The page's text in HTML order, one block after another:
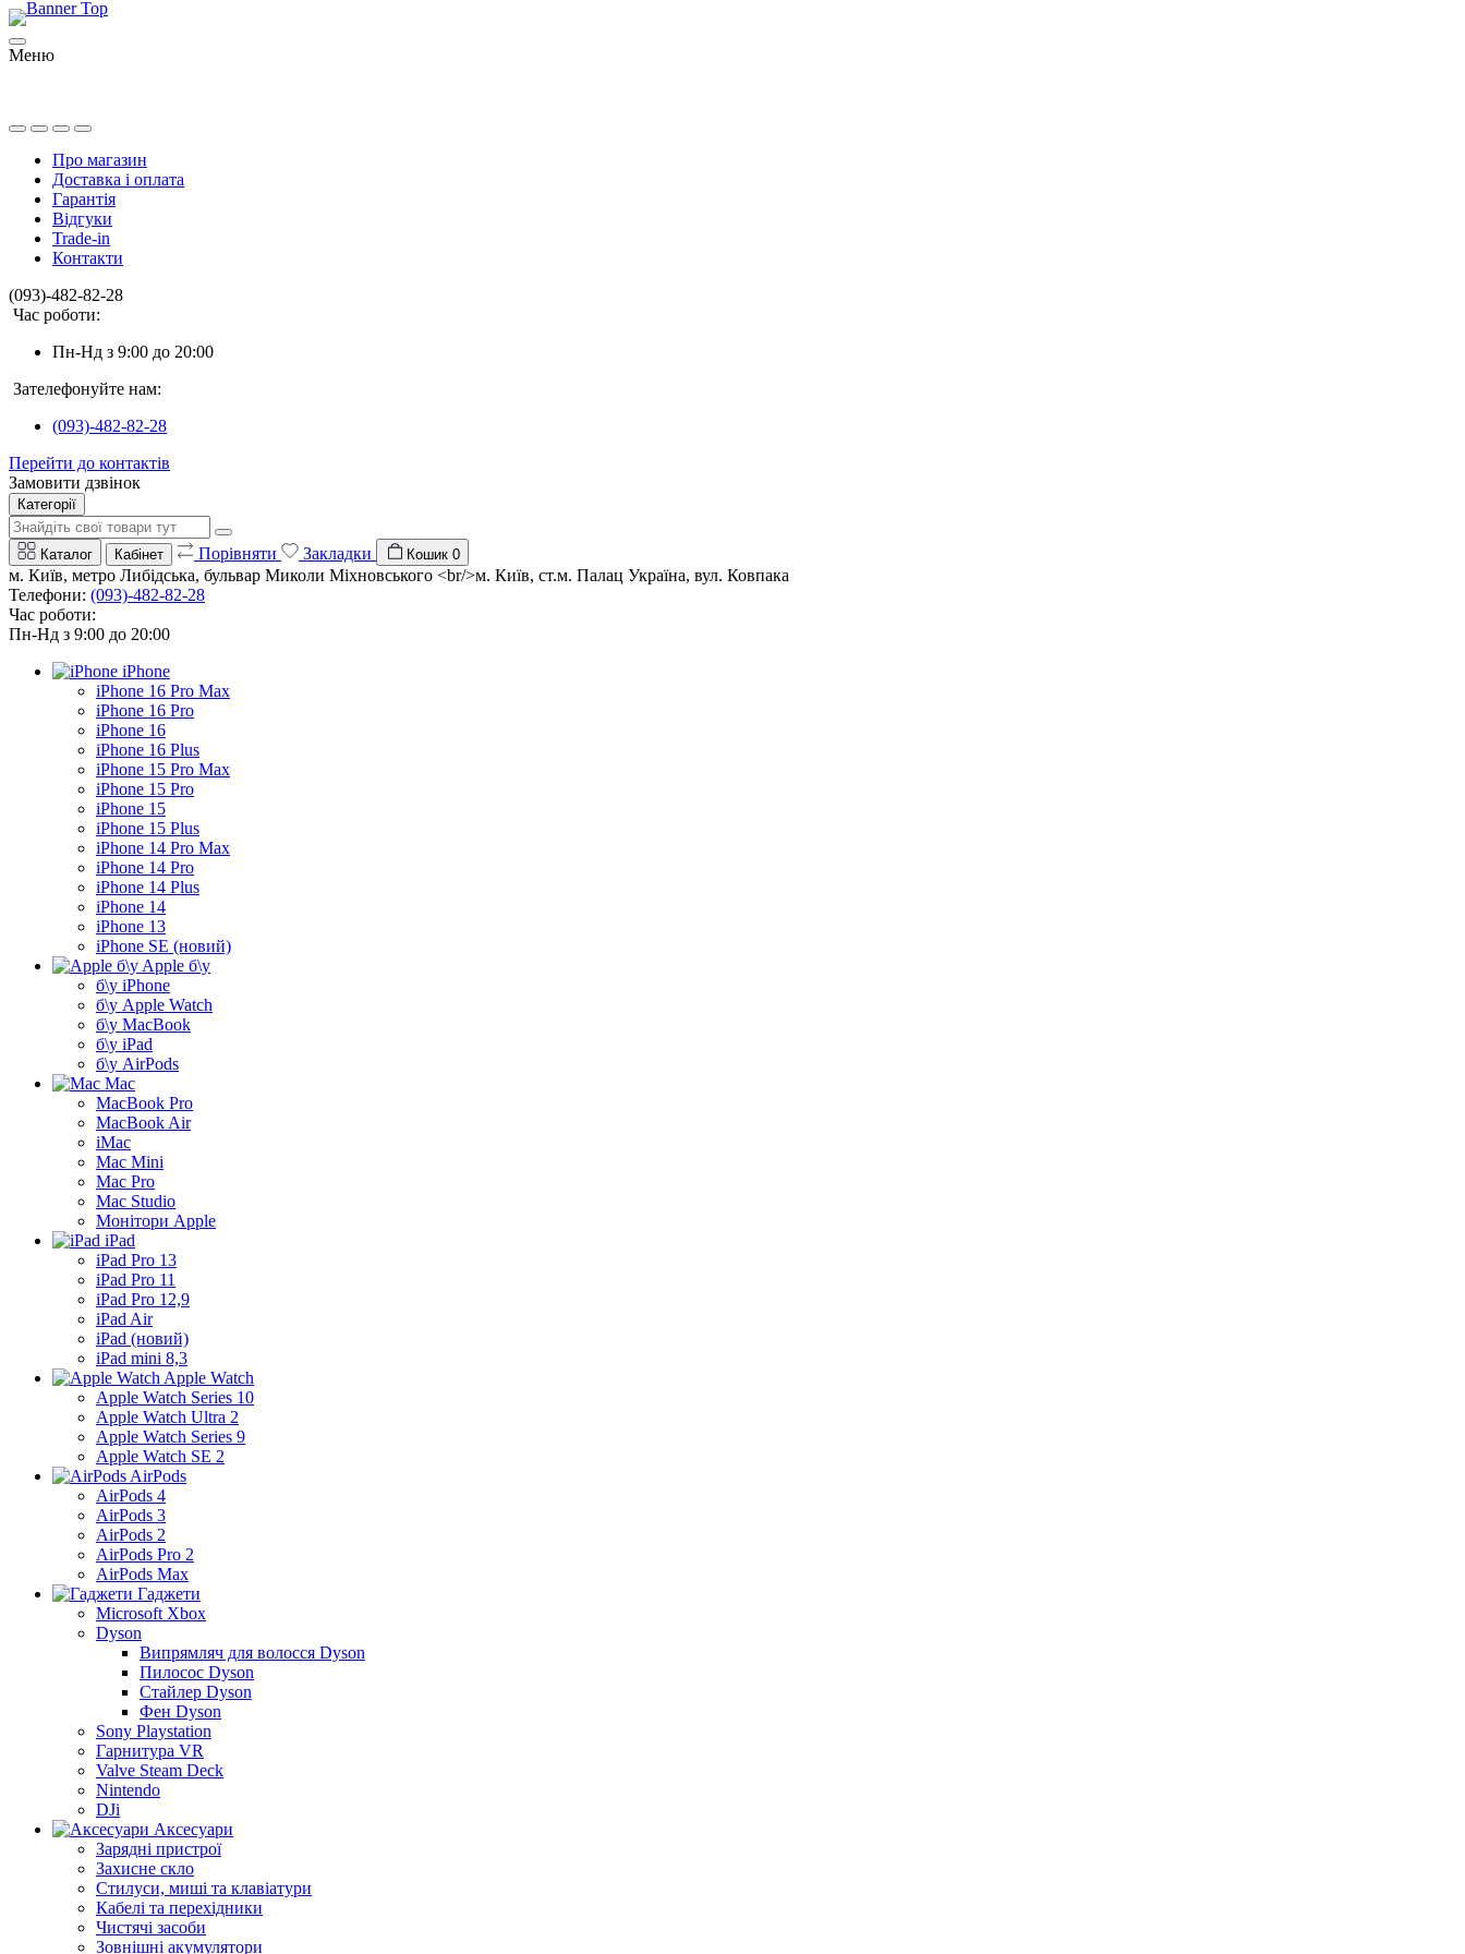
Меню
Про магазин
Доставка і оплата
Гарантія
Відгуки
Trade-in
Контакти
(093)-482-82-28
Час роботи:
Пн-Нд з 9:00 до 20:00
Зателефонуйте нам:
(093)-482-82-28
Перейти до контактів
Замовити дзвінок
Категорії
Каталог Кабінет Порівняти Закладки Кошик 0
м. Київ, метро Либідська, бульвар Миколи Міхновського <br/>м. Київ, ст.м. Палац Україна, вул. Ковпака
Телефони: (093)-482-82-28
Час роботи:
Пн-Нд з 9:00 до 20:00
iPhone
iPhone 16 Pro Max
iPhone 16 Pro
iPhone 16
iPhone 16 Plus
iPhone 15 Pro Max
iPhone 15 Pro
iPhone 15
iPhone 15 Plus
iPhone 14 Pro Max
iPhone 14 Pro
iPhone 14 Plus
iPhone 14
iPhone 13
iPhone SE (новий)
Apple б\у
б\у iPhone
б\у Apple Watch
б\у MacBook
б\у iPad
б\у AirPods
Mac
MacBook Pro
MacBook Air
iMac
Mac Mini
Mac Pro
Mac Studio
Монітори Apple
iPad
iPad Pro 13
iPad Pro 11
iPad Pro 12,9
iPad Air
iPad (новий)
iPad mini 8,3
Apple Watch
Apple Watch Series 10
Apple Watch Ultra 2
Apple Watch Series 9
Apple Watch SE 2
AirPods
AirPods 4
AirPods 3
AirPods 2
AirPods Pro 2
AirPods Max
Гаджети
Microsoft Xbox
Dyson
Випрямляч для волосся Dyson
Пилосос Dyson
Стайлер Dyson
Фен Dyson
Sony Playstation
Гарнитура VR
Valve Steam Deck
Nintendo
DJi
Аксесуари
Зарядні пристрої
Захисне скло
Стилуси, миші та клавіатури
Кабелі та перехідники
Чистячі засоби
Зовнішні акумулятори